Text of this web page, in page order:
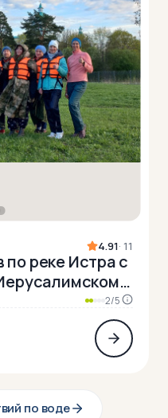
4.91· 11
реке Истра с
2/5
по воде